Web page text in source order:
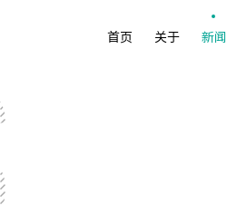
首页 关于 新闻